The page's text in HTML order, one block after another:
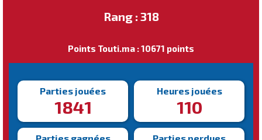
Rang : 318
Points Touti.ma : 10671 points
Parties jouées
1841
Heures jouées
110